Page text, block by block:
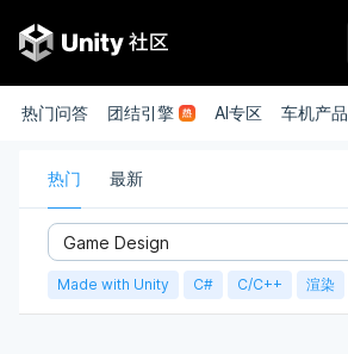
热门问答 团结引擎 AI专区 车机产品
热门 最新
Made with Unity C# C/C++ 渲染